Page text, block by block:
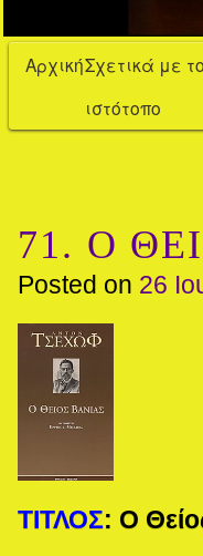
ΑρχικήΣχετικά με
ιστότοπο
71. Ο
Posted on 26
ΤΙΤΛΟΣ: Ο